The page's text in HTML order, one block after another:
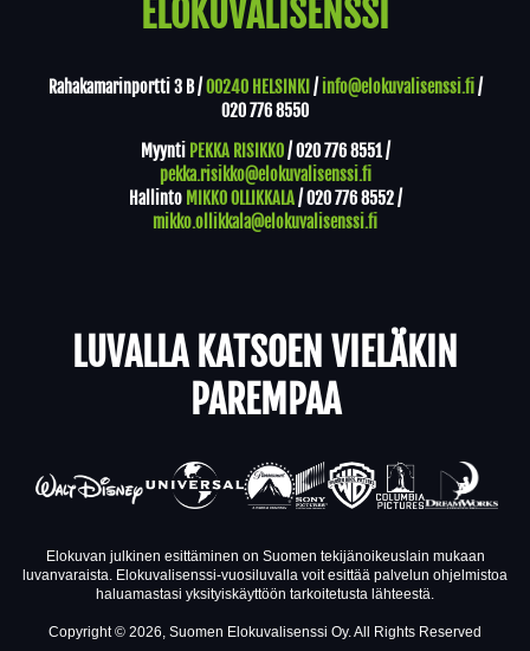
ELOKUVALISENSSI
Rahakamarinportti 3 B /00240 HELSINKI / info@elokuvalisenssi.fi/
020 776 8550
Myynti PEKKA RISIKKO/020 776 8551/
pekka.risikko@elokuvalisenssi.fi
Hallinto MIKKO OLLIKKALA/020 776 8552/
mikko.ollikkala@elokuvalisenssi.fi
LUVALLA KATSOEN VIELÄKIN
PAREMPAA
Elokuvan julkinen esittäminen on Suomen tekijänoikeuslain mukaan
luvanvaraista. Elokuvalisenssi-vuosiluvalla voit esittää palvelun ohjelmistoa
haluamastasi yksityiskäyttöön tarkoitetusta lähteestä.
Copyright © 2026, Suomen Elokuvalisenssi Oy. All Rights Reserved